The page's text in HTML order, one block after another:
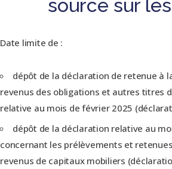
source sur
Date limite de :
dépôt de la déclaration de retenue à
revenus des obligations et autres titres
relative au mois de février 2025
dépôt de la déclaration relative au
concernant les prélèvements et
revenus de capitaux mobiliers